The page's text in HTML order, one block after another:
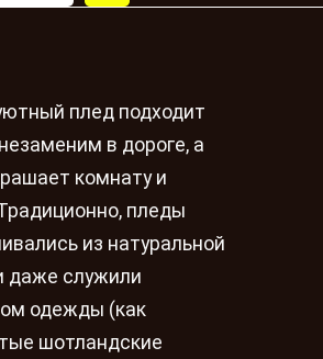
плед подходит
в дороге, а
комнату и
пледы
из натуральной
даже служили
одежды (как
шотландские